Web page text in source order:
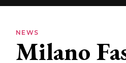
Lifestyle
NEWS
Milano